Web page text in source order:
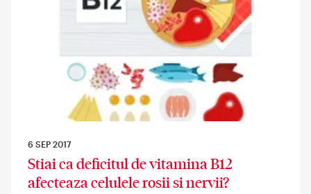
6 SEP 2017
Stiai ca deficitul de vitamina B12
afecteaza celulele rosii si nervii?